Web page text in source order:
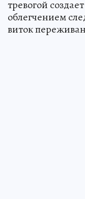
тревогой
облегчением
виток